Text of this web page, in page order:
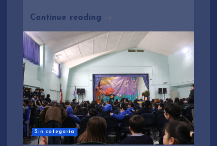
Continue reading
Sin categoría